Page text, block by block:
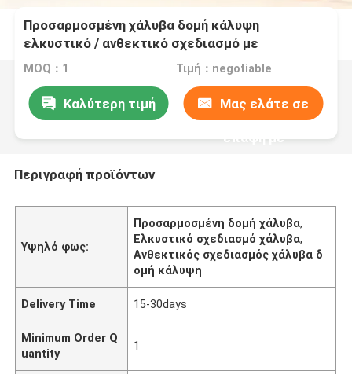
Προσαρμοσμένη χάλυβα δομή κάλυψη
ελκυστικό / ανθεκτικό σχεδιασμό με
συγκόλληση συγκόλλησης
MOQ：1 Τιμή：negotiable
Καλύτερη τιμή Μας ελάτε σε
επαφή με
Περιγραφή προϊόντων
Υψηλό φως:
Προσαρμοσμένη δομή χάλυβα,
Ελκυστικό σχεδιασμό χάλυβα,
Ανθεκτικός σχεδιασμός χάλυβα δ
ομή κάλυψη
Delivery Time 15-30days
Minimum Order Q
uantity
1